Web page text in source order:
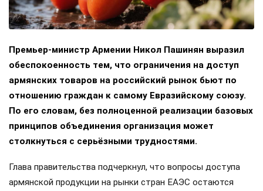
Премьер-министр Армении Никол Пашинян выразил
обеспокоенность тем, что ограничения на доступ
армянских товаров на российский рынок бьют по
отношению граждан к самому Евразийскому союзу.
По его словам, без полноценной реализации базовых
принципов объединения организация может
столкнуться с серьёзными трудностями.
Глава правительства подчеркнул, что вопросы доступа
армянской продукции на рынки стран ЕАЭС остаются